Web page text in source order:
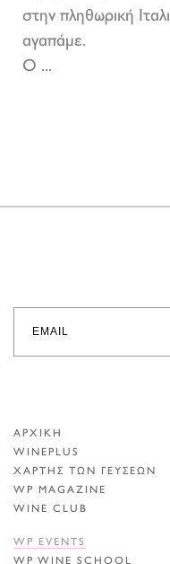
στην πληθωρική
αγαπάμε.
Ο ...
ΑΡΧΙΚΗ
WINEPLUS
ΧΑΡΤΗΣ ΤΩΝ ΓΕΥΣΕΩΝ
WP MAGAZINE
WINE CLUB
WP EVENTS
WP WINE SCHOOL